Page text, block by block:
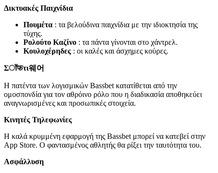
Δικτυακές Παιχνίδια
Πουμέτα : τα βελούδινα παιχνίδια με την ιδιοκτησία της
τύχης.
Ρολούτο Καζίνο : τα πάντα γίνονται στο χάντρελ.
Κουλοχέρηδες : οι καλές και άσχημες κούρες.
Σॉफτι웨어
Η πατέντα των λογισμικών Bassbet κατατίθεται από την
ομοσπονδία για τον αθρόινο ρόλο που η διαδικασία αποθηκεύει
αναγνωρισμένες και προσωπικές στοιχεία.
Κινητές Τηλεφωνίες
Η καλά κρυμμένη εφαρμογή της Bassbet μπορεί να κατεβεί στην
App Store. Ο φαντασμένος αθλητής θα ρίξει την ταυτότητα του.
Ασφάλλυση